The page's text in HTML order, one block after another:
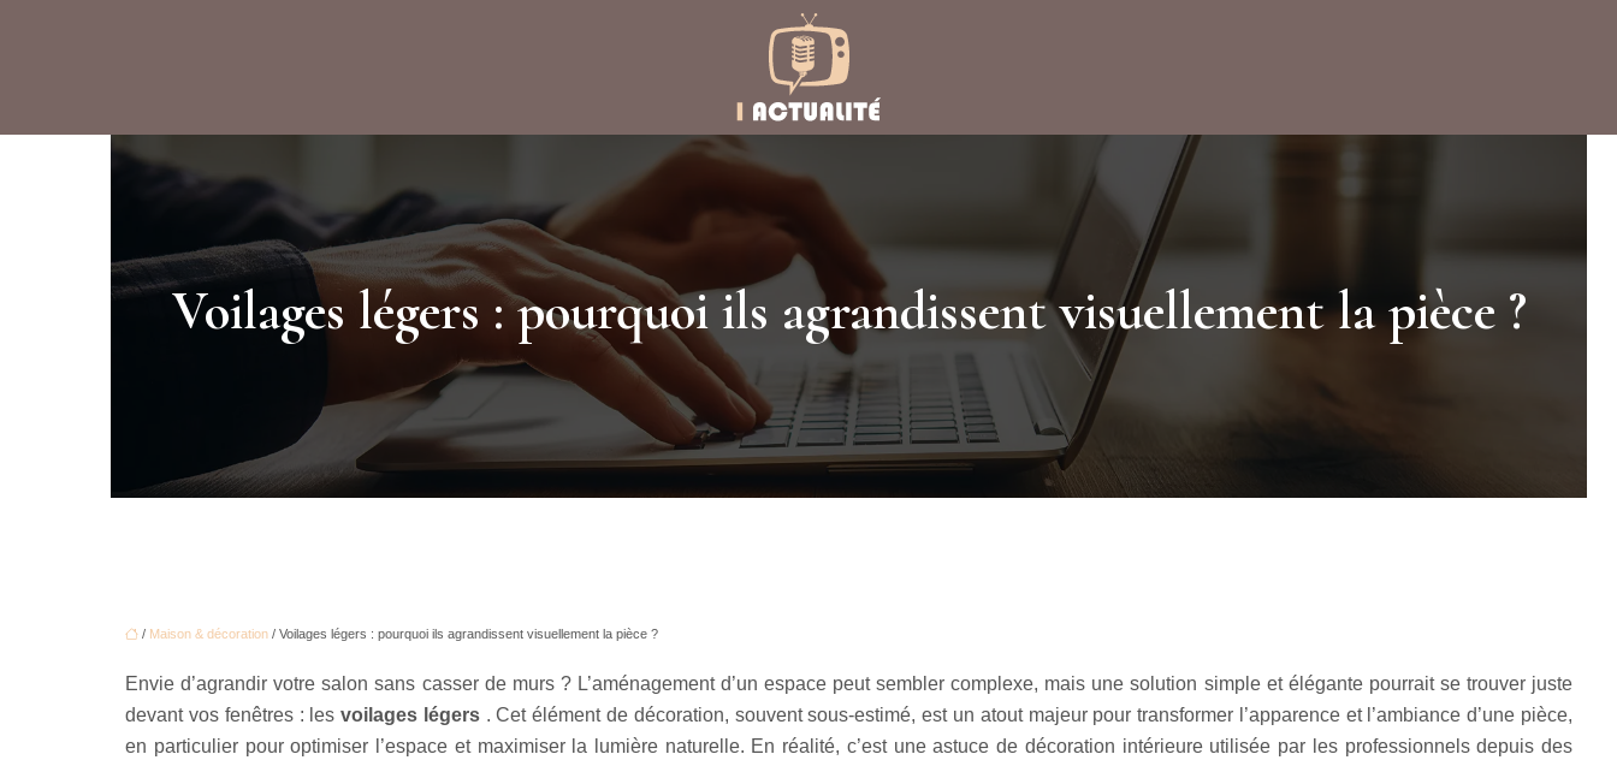
Voilages légers : pourquoi ils agrandissent visuellement la pièce ?
/ Maison & décoration / Voilages légers : pourquoi ils agrandissent visuellement la pièce ?
Envie d’agrandir votre salon sans casser de murs ? L’aménagement d’un espace peut sembler complexe, mais une solution simple et élégante pourrait se trouver juste
devant vos fenêtres : lesvoilages légers . Cet élément de décoration, souvent sous-estimé, est un atout majeur pour transformer l’apparence et l’ambiance d’une pièce,
en particulier pour optimiser l’espace et maximiser la lumière naturelle. En réalité, c’est une astuce de décoration intérieure utilisée par les professionnels depuis des